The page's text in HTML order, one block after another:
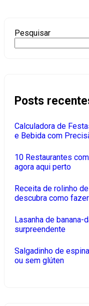
Pesquisar
Posts
Calculadora de
e Bebida com
10 Restaurantes
agora aqui perto
Receita de rolinho
descubra como fazer
Lasanha de banana-
surpreendente
Salgadinho de
ou sem glúten